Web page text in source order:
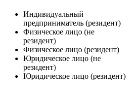
Индивидуальный
предприниматель (резидент)
Физическое лицо (не
резидент)
Физическое лицо (резидент)
Юридическое лицо (не
резидент)
Юридическое лицо (резидент)